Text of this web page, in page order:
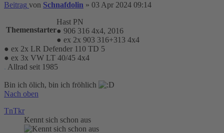
Beitrag von Schnafdolin » 03 Apr 2024 09:14
Themenstarter
Hast PN
● 906 316 4x4, 2016
● ex 2x 903 316+313 4x4
● ex 2x LR Defender 110 TD 5
● ex 3x VW LT 40/45 4x4
. Allrad seit 1985
Bin ich ölich, bin ich fröhlich
Nach oben
TnTkr
Kennt sich schon aus